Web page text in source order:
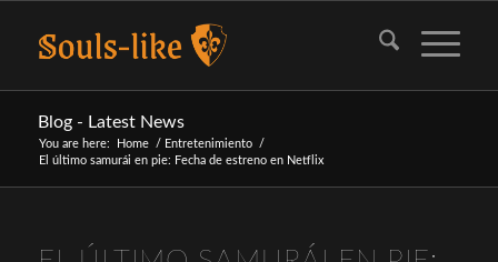
Blog - Latest News
You are here: Home / Entretenimiento
/
El último samurái en pie: Fecha de estreno en Netflix